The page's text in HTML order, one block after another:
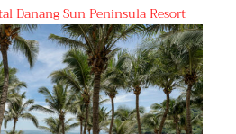
Danang Sun Peninsula Resort